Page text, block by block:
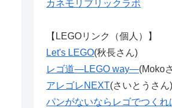
カネモリブリックラボ
【LEGOリンク（個人）】
Let's LEGO(秋長さん)
レゴ道―LEGO way―(Moko
アレゴレNEXT(さいとうさん)
パンがないならレゴでつくれ